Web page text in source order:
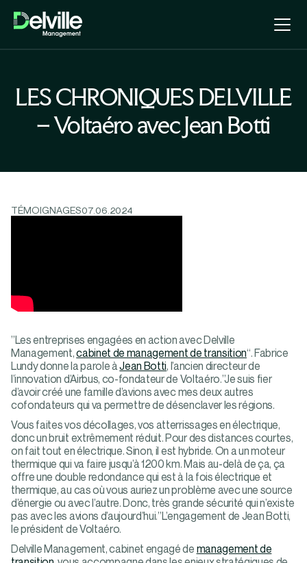
LES CHRONIQUES DELVILLE
– Voltaéro avec Jean Botti
TÉMOIGNAGES07.06.2024
”Les entreprises engagées en action avec Delville
Management,cabinet de management de transition“. Fabrice
Lundy donne la parole àJean Botti, l’ancien directeur de
l’innovation d’Airbus, co-fondateur de Voltaéro.”Je suis fier
d’avoir créé une famille d’avions avec mes deux autres
cofondateurs qui va permettre de désenclaver les régions.
Vous faites vos décollages, vos atterrissages en électrique,
donc un bruit extrêmement réduit. Pour des distances courtes,
on fait tout en électrique. Sinon, il est hybride. On a un moteur
thermique qui va faire jusqu’à 1200 km. Mais au-delà de ça, ça
offre une double redondance qui est à la fois électrique et
thermique, au cas où vous auriez un problème avec une source
d’énergie ou avec l’autre. Donc, très grande sécurité qui n’existe
pas avec les avions d’aujourd’hui.”L’engagement de Jean Botti,
le président de Voltaéro.
Delville Management, cabinet engagé de management de